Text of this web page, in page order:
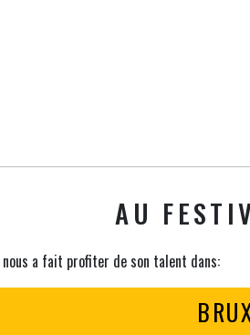
AU
nous a fait profiter de son talent dans: